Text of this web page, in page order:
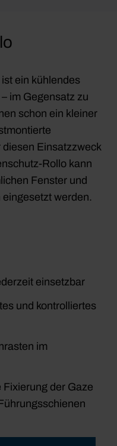
ein kühlendes
im Gegensatz zu
schon ein kleiner
Einsatzzweck
Rollo kann
Fenster und
werden.
einsetzbar
und kontrolliertes
im
der Gaze